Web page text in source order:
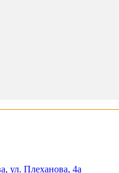
ул. Плеханова, 4а